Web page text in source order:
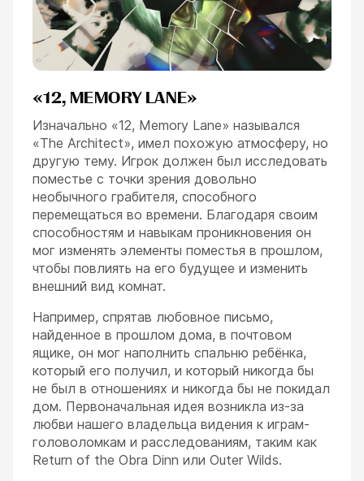
«12, MEMORY LANE»
Изначально «12, Memory Lane» назывался
«The Architect», имел похожую атмосферу, но
другую тему. Игрок должен был исследовать
поместье с точки зрения довольно
необычного грабителя, способного
перемещаться во времени. Благодаря своим
способностям и навыкам проникновения он
мог изменять элементы поместья в прошлом,
чтобы повлиять на его будущее и изменить
внешний вид комнат.
Например, спрятав любовное письмо,
найденное в прошлом дома, в почтовом
ящике, он мог наполнить спальню ребёнка,
который его получил, и который никогда бы
не был в отношениях и никогда бы не покидал
дом. Первоначальная идея возникла из-за
любви нашего владельца видения к играм-
головоломкам и расследованиям, таким как
Return of the Obra Dinn или Outer Wilds.